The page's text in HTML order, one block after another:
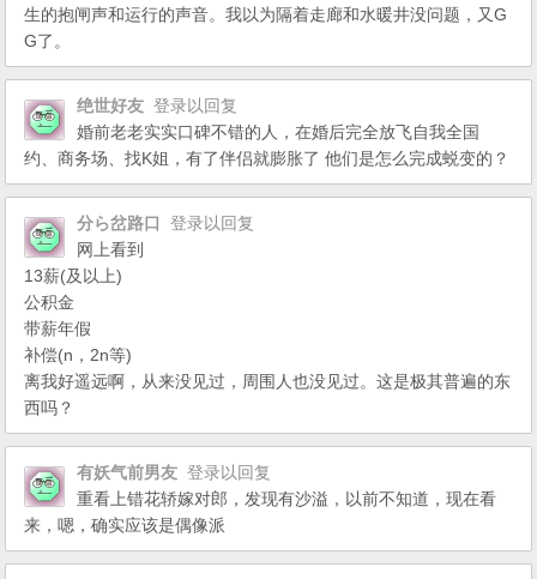
生的抱闸声和运行的声音。我以为隔着走廊和水暖井没问题，又G
G了。
绝世好友 登录以回复
婚前老老实实口碑不错的人，在婚后完全放飞自我全国
约、商务场、找K姐，有了伴侣就膨胀了 他们是怎么完成蜕变的？
分ら岔路口
登录以回复
网上看到
13薪(及以上)
公积金
带薪年假
补偿(n，2n等)
离我好遥远啊，从来没见过，周围人也没见过。这是极其普遍的东
西吗？
有妖气前男友 登录以回复
重看上错花轿嫁对郎，发现有沙溢，以前不知道，现在看
来，嗯，确实应该是偶像派